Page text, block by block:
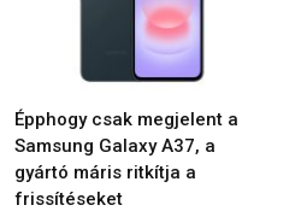
Épphogy csak megjelent a
Samsung Galaxy A37, a
gyártó máris ritkítja a
frissítéseket